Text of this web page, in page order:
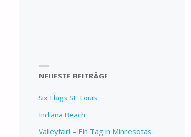
NEUESTE BEITRÄGE
Six Flags St. Louis
Indiana Beach
Valleyfair! – Ein Tag in Minnesotas